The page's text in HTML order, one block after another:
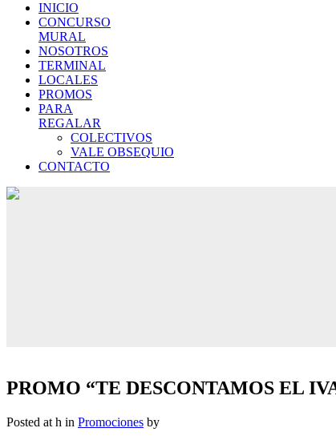
INICIO
CONCURSO
MURAL
NOSOTROS
TERMINAL
LOCALES
PROMOS
PARA
REGALAR
COLECTIVOS
VALE OBSEQUIO
CONTACTO
PROMO “TE DESCONTAMOS EL
Posted at h in Promociones by